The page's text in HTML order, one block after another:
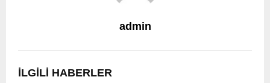
admin
İLGILI HABERLER